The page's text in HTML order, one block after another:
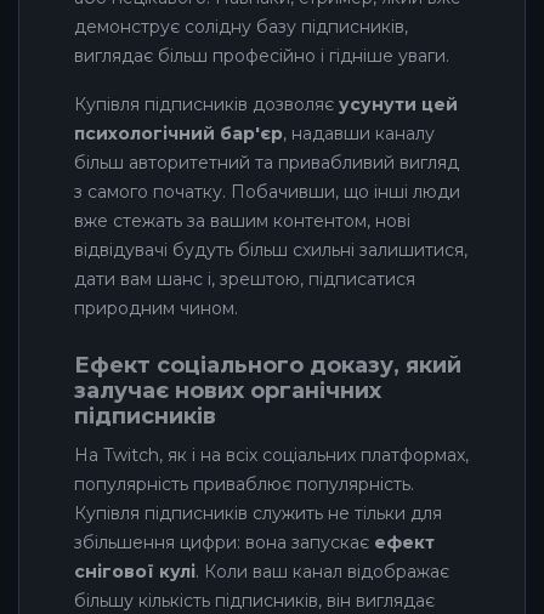
демонструє солідну базу підписників,
виглядає більш професійно і гідніше уваги.
Купівля підписників дозволяє усунути цей
психологічний бар'єр, надавши каналу
більш авторитетний та привабливий вигляд
з самого початку. Побачивши, що інші люди
вже стежать за вашим контентом, нові
відвідувачі будуть більш схильні залишитися,
дати вам шанс і, зрештою, підписатися
природним чином.
Ефект соціального доказу, який
залучає нових органічних
підписників
На Twitch, як і на всіх соціальних платформах,
популярність приваблює популярність.
Купівля підписників служить не тільки для
збільшення цифри: вона запускає ефект
снігової кулі. Коли ваш канал відображає
більшу кількість підписників, він виглядає